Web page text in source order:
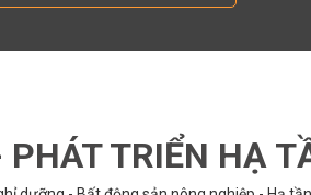
TRIỂN HẠ